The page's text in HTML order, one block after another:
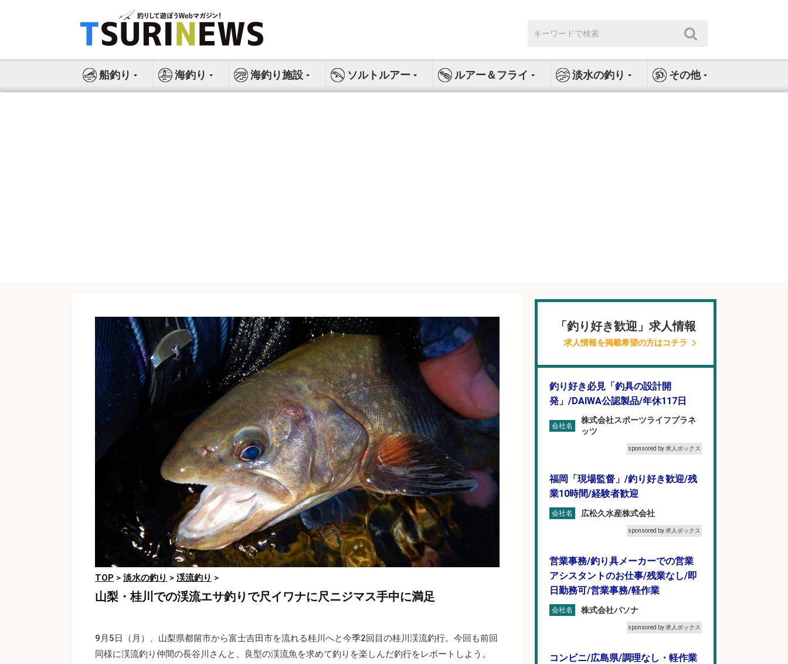
ス
索:
船釣り 海釣り 海釣り施設 ソルトルアー ルアー＆フライ 淡水の釣り その他
TOP > 淡水の釣り > 渓流釣り >
山梨・桂川での渓流エサ釣りで尺イワナに尺ニジマス手中に満足
9月5日（月）、山梨県都留市から富士吉田市を流れる桂川へと今季2回目の桂川渓流釣行。今回も前回
同様に渓流釣り仲間の長谷川さんと、良型の渓流魚を求めて釣りを楽しんだ釣行をレポートしよう。
「釣り好き歓迎」求人情報
求人情報を掲載希望の方はコチラ
釣り好き必見「釣具の設計開
発」/DAIWA公認製品/年休117日
会社名
株式会社スポーツライフプラネ
ッツ
sponsored by 求人ボックス
福岡「現場監督」/釣り好き歓迎/残
業10時間/経験者歓迎
会社名 広松久水産株式会社
sponsored by 求人ボックス
営業事務/釣り具メーカーでの営業
アシスタントのお仕事/残業なし/即
日勤務可/営業事務/軽作業
会社名 株式会社パソナ
sponsored by 求人ボックス
コンビニ/広島県/調理なし・軽作業